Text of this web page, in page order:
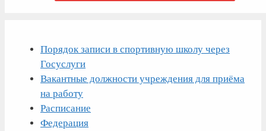
Порядок записи в спортивную школу через
Госуслуги
Вакантные должности учреждения для приёма
на работу
Расписание
Федерация